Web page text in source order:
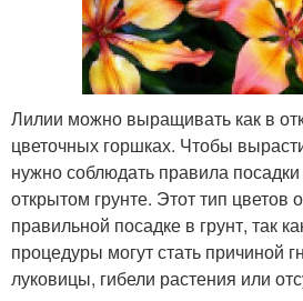
Лилии можно выращивать как в
цветочных горшках. Чтобы
нужно соблюдать правила
открытом грунте. Этот тип цветов
правильной посадке в грунт, так
процедуры могут стать причиной
луковицы, гибели растения или